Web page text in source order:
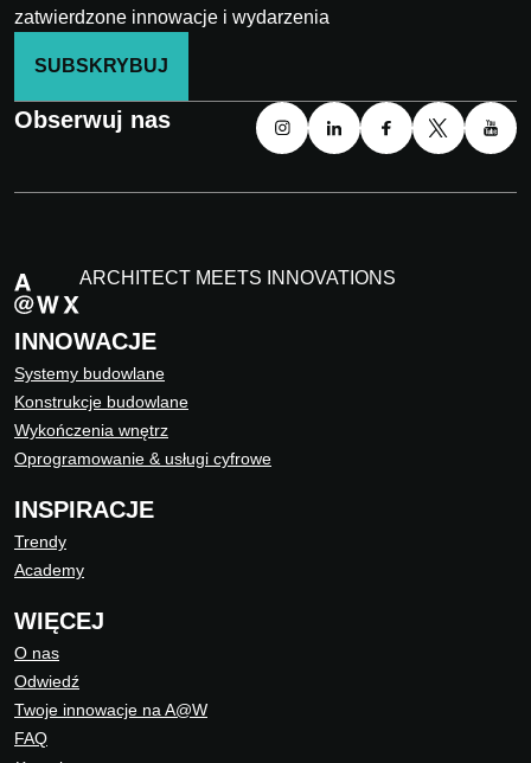
zatwierdzone innowacje i wydarzenia
SUBSKRYBUJ
Obserwuj nas
ARCHITECT MEETS INNOVATIONS
INNOWACJE
Systemy budowlane
Konstrukcje budowlane
Wykończenia wnętrz
Oprogramowanie & usługi cyfrowe
INSPIRACJE
Trendy
Academy
WIĘCEJ
O nas
Odwiedź
Twoje innowacje na A@W
FAQ